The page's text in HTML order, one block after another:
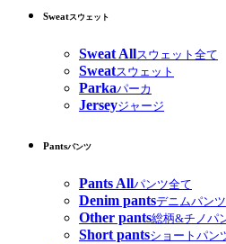
Sweatスウェット
Sweat Allスウェット全て
Sweatスウェット
Parkaパーカ
Jerseyジャージ
Pantsパンツ
Pants Allパンツ全て
Denim pantsデニムパンツ
Other pants総柄&チノパ
Short pantsショートパン